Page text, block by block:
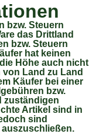
bzw. Steuern
das Drittland
bzw. Steuern
hat keinen
Höhe auch nicht
Land zu Land
Käufer bei einer
bzw.
zuständigen
Artikel sind in
sind